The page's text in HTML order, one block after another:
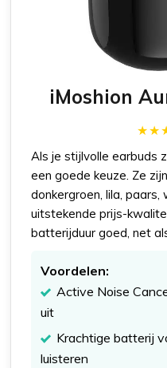
iMoshion
Als je stijlvolle earbuds
een goede keuze. Ze
donkergroen, lila,
uitstekende prijs-
batterijduur goed, net
Voordelen:
Active Noise
uit
Krachtige batterij
luisteren